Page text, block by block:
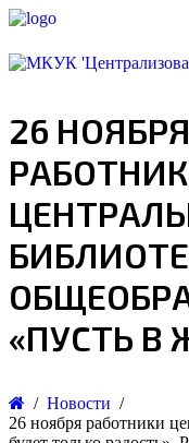
26 НОЯБРЯ
«ПУСТЬ В
Новости
26 ноября работники